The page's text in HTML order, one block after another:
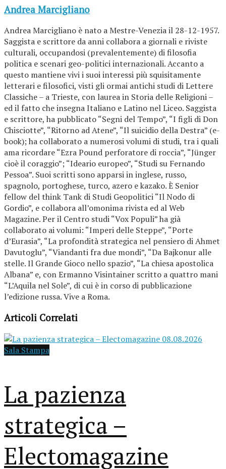
Andrea Marcigliano
Andrea Marcigliano è nato a Mestre-Venezia il 28-12-1957.
Saggista e scrittore da anni collabora a giornali e riviste
culturali, occupandosi (prevalentemente) di filosofia
politica e scenari geo-politici internazionali. Accanto a
questo mantiene vivi i suoi interessi più squisitamente
letterari e filosofici, visti gli ormai antichi studi di Lettere
Classiche – a Trieste, con laurea in Storia delle Religioni –
ed il fatto che insegna Italiano e Latino nel Liceo. Saggista
e scrittore, ha pubblicato “Segni del Tempo”, “I figli di Don
Chisciotte”, “Ritorno ad Atene”, “Il suicidio della Destra” (e-
book); ha collaborato a numerosi volumi di studi, tra i quali
ama ricordare “Ezra Pound perforatore di roccia”, “Jünger
cioè il coraggio”; “Ideario europeo”, “Studi su Fernando
Pessoa”. Suoi scritti sono apparsi in inglese, russo,
spagnolo, portoghese, turco, azero e kazako. È Senior
fellow del think Tank di Studi Geopolitici “Il Nodo di
Gordio”, e collabora all’omonima rivista ed al Web
Magazine. Per il Centro studi “Vox Populi” ha già
collaborato ai volumi: “Imperi delle Steppe”, “Porte
d’Eurasia”, “La profondità strategica nel pensiero di Ahmet
Davutoglu”, “Viandanti fra due mondi”, “Da Bajkonur alle
stelle. Il Grande Gioco nello spazio”, “La chiesa apostolica
Albana” e, con Ermanno Visintainer scritto a quattro mani
“L’Aquila nel Sole”, di cui è in corso di pubblicazione
l’edizione russa. Vive a Roma.
Articoli Correlati
Sala Stampa
La pazienza
strategica –
Electomagazine